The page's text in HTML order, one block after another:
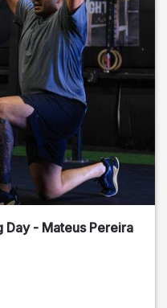
Day - Mateus Pereira